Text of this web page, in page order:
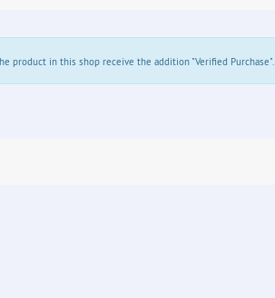
product in this shop receive the addition "Verified Purchase".